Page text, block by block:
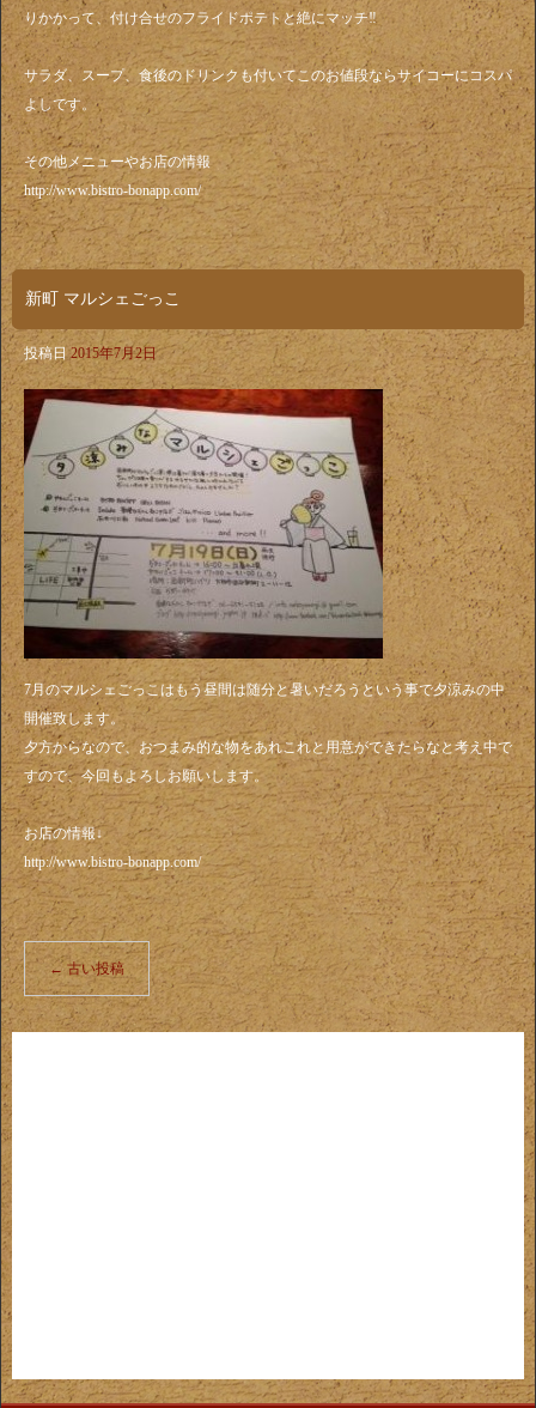
りかかって、付け合せのフライドポテトと絶にマッチ‼️
サラダ、スープ、食後のドリンクも付いてこのお値段ならサイコーにコスパ
よしです。
その他メニューやお店の情報
http://www.bistro-bonapp.com/
新町 マルシェごっこ
投稿日 2015年7月2日
7月のマルシェごっこはもう昼間は随分と暑いだろうという事で夕涼みの中
開催致します。
夕方からなので、おつまみ的な物をあれこれと用意ができたらなと考え中で
すので、今回もよろしお願いします。
お店の情報↓
http://www.bistro-bonapp.com/
← 古い投稿